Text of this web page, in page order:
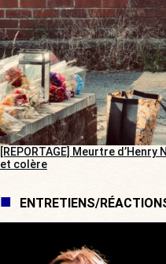
[REPORTAGE] Meurtre
et colère
ENTRETIENS/